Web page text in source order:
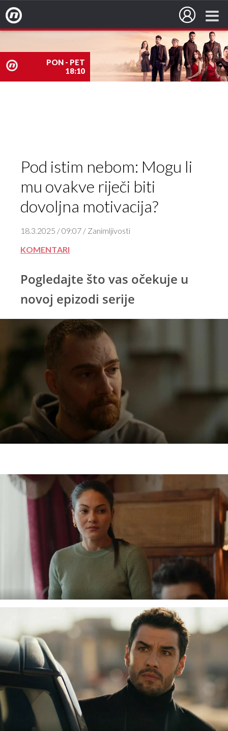
PON - PET
18:10
Nova TV
Pod istim nebom: Mogu li
mu ovakve riječi biti
dovoljna motivacija?
18.3.2025 / 09:07 / Zanimljivosti
KOMENTARI
Pogledajte što vas očekuje u
novoj epizodi serije